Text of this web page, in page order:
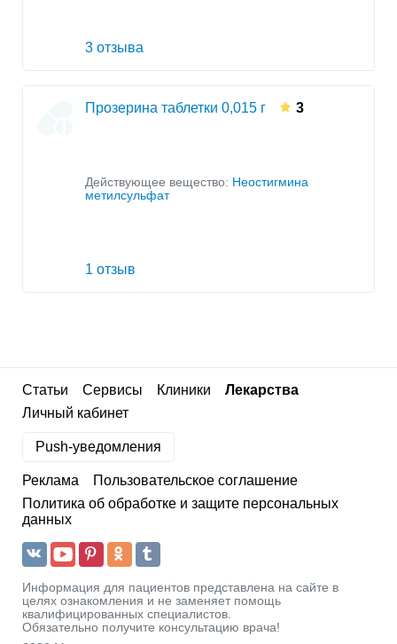
3 отзыва
Прозерина таблетки 0,015 г 3
Действующее вещество: Неостигмина
метилсульфат
1 отзыв
Статьи Сервисы Клиники
Лекарства
Личный кабинет
Push-уведомления
Реклама
Пользовательское соглашение
Политика об обработке и защите персональных
данных
Информация для пациентов представлена на сайте в
целях ознакомления и не заменяет помощь
квалифицированных специалистов.
Обязательно получите консультацию врача!